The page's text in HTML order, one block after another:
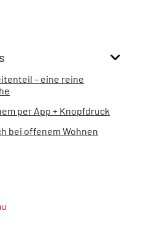
– eine reine
per App + Knopfdruck
bei offenem Wohnen